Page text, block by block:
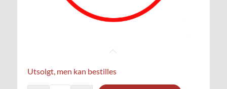
Utsolgt, men kan bestilles